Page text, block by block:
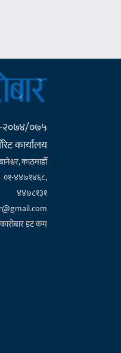
२०७४/०७५
कार्यालय
काठमाडौँ
०१-४४७१४६८,
४४७८१३१
डट कम